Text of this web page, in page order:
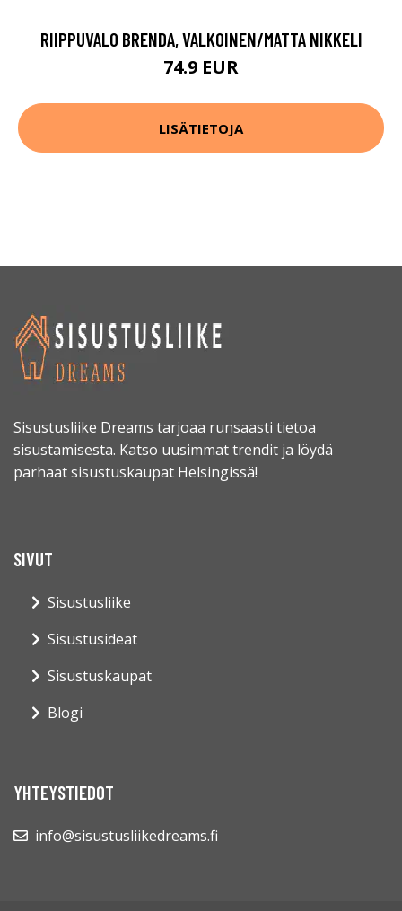
RIIPPUVALO BRENDA, VALKOINEN/MATTA NIKKELI
74.9 EUR
LISÄTIETOJA
Sisustusliike Dreams tarjoaa runsaasti tietoa
sisustamisesta. Katso uusimmat trendit ja löydä
parhaat sisustuskaupat Helsingissä!
SIVUT
Sisustusliike
Sisustusideat
Sisustuskaupat
Blogi
YHTEYSTIEDOT
info@sisustusliikedreams.fi